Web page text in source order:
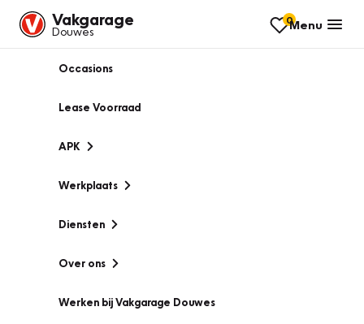
Vakgarage
Douwes
0Menu
Occasions
Lease Voorraad
APK
Werkplaats
Diensten
Over ons
Werken bij Vakgarage Douwes